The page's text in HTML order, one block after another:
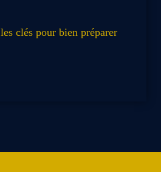
clés pour bien préparer